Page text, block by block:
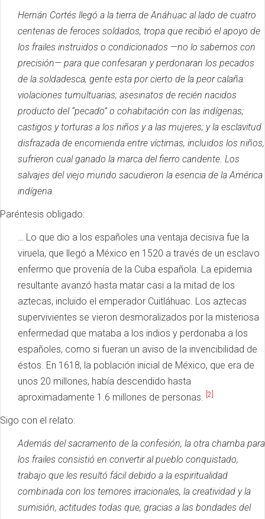
Hernán Cortés llegó a la tierra de Anáhuac al lado de cuatro
centenas de feroces soldados, tropa que recibió el apoyo de
los frailes instruidos o condicionados —no lo sabemos con
precisión— para que confesaran y perdonaran los pecados
de la soldadesca, gente esta por cierto de la peor calaña:
violaciones tumultuarias; asesinatos de recién nacidos
producto del “pecado” o cohabitación con las indígenas;
castigos y torturas a los niños y a las mujeres; y la esclavitud
disfrazada de encomienda entre víctimas, incluidos los niños,
sufrieron cual ganado la marca del fierro candente. Los
salvajes del viejo mundo sacudieron la esencia de la América
indígena.
Paréntesis obligado:
… Lo que dio a los españoles una ventaja decisiva fue la
viruela, que llegó a México en 1520 a través de un esclavo
enfermo que provenía de la Cuba española. La epidemia
resultante avanzó hasta matar casi a la mitad de los
aztecas, incluido el emperador Cuitláhuac. Los aztecas
supervivientes se vieron desmoralizados por la misteriosa
enfermedad que mataba a los indios y perdonaba a los
españoles, como si fueran un aviso de la invencibilidad de
éstos. En 1618, la población inicial de México, que era de
unos 20 millones, había descendido hasta
aproximadamente 1.6 millones de personas.
[2]
Sigo con el relato:
Además del sacramento de la confesión, la otra chamba para
los frailes consistió en convertir al pueblo conquistado,
trabajo que les resultó fácil debido a la espiritualidad
combinada con los temores irracionales, la creatividad y la
sumisión, actitudes todas que, gracias a las bondades del